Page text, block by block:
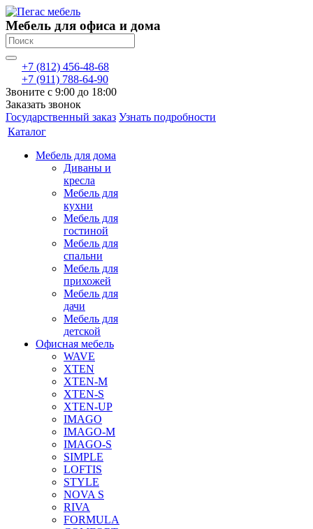
Мебель для офиса и дома
+7 (812) 456-48-68
+7 (911) 788-64-90
Звоните с 9:00 до 18:00
Заказать звонок
Государственный заказ Узнать подробности
Каталог
Мебель для дома
Диваны и
кресла
Мебель для
кухни
Мебель для
гостиной
Мебель для
спальни
Мебель для
прихожей
Мебель для
дачи
Мебель для
детской
Офисная мебель
WAVE
XTEN
XTEN-M
XTEN-S
XTEN-UP
IMAGO
IMAGO-M
IMAGO-S
SIMPLE
LOFTIS
STYLE
NOVA S
RIVA
FORMULA